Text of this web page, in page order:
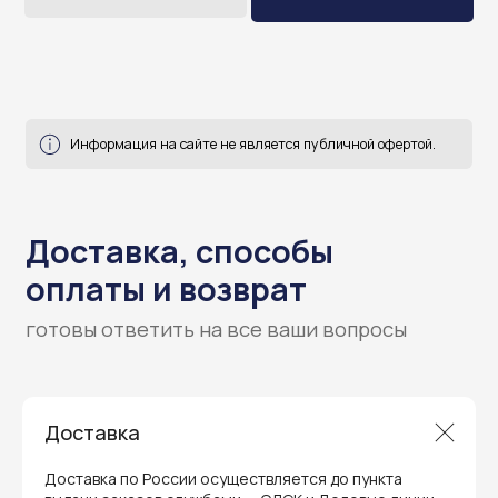
Доставка
Доставка по России осуществляется до пункта
Гарантия и поддержка